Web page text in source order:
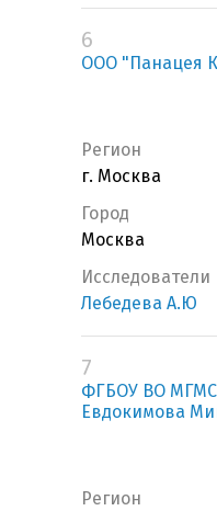
6
ООО "Панацея
Регион
г. Москва
Город
Москва
Исследователи
Лебедева А.Ю
7
ФГБОУ ВО
Евдокимова
Регион